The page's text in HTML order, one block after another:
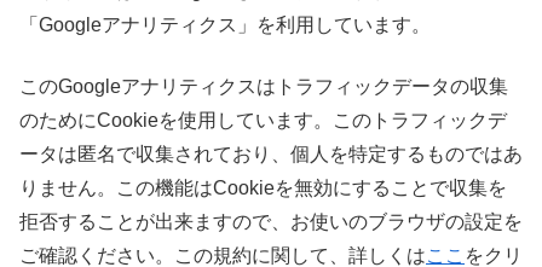
「Googleアナリティクス」を利用しています。
このGoogleアナリティクスはトラフィックデータの収集
のためにCookieを使用しています。このトラフィックデ
ータは匿名で収集されており、個人を特定するものではあ
りません。この機能はCookieを無効にすることで収集を
拒否することが出来ますので、お使いのブラウザの設定を
ご確認ください。この規約に関して、詳しくはここ をクリ